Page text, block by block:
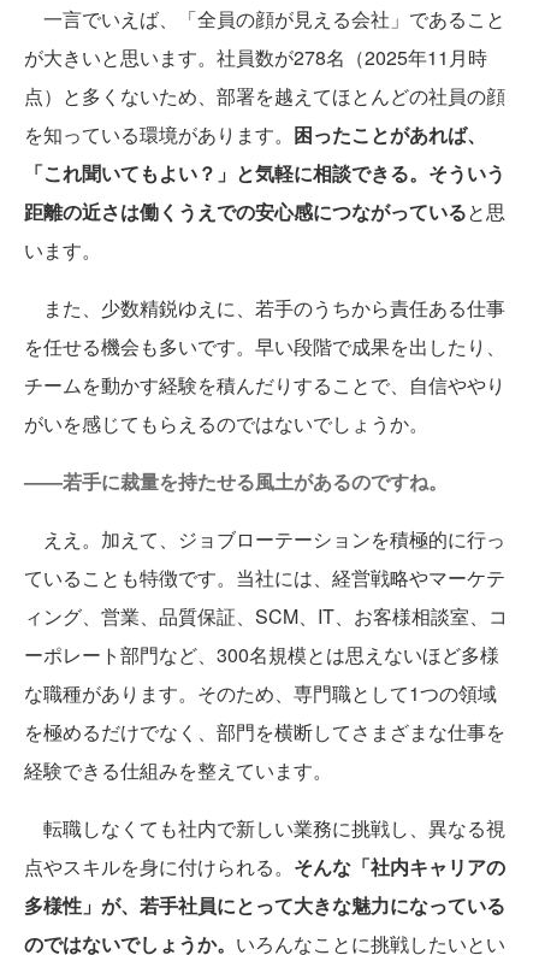
一言でいえば、「全員の顔が見える会社」であること
が大きいと思います。社員数が278名（2025年11月時
点）と多くないため、部署を越えてほとんどの社員の顔
を知っている環境があります。 困ったことがあれば、
「これ聞いてもよい？」と気軽に相談できる。そういう
距離の近さは働くうえでの安心感につながっていると思
います。
また、少数精鋭ゆえに、若手のうちから責任ある仕事
を任せる機会も多いです。早い段階で成果を出したり、
チームを動かす経験を積んだりすることで、自信ややり
がいを感じてもらえるのではないでしょうか。
——若手に裁量を持たせる風土があるのですね。
ええ。加えて、ジョブローテーションを積極的に行っ
ていることも特徴です。当社には、経営戦略やマーケテ
ィング、営業、品質保証、SCM、IT、お客様相談室、コ
ーポレート部門など、300名規模とは思えないほど多様
な職種があります。そのため、専門職として1つの領域
を極めるだけでなく、部門を横断してさまざまな仕事を
経験できる仕組みを整えています。
転職しなくても社内で新しい業務に挑戦し、異なる視
点やスキルを身に付けられる。 そんな「社内キャリアの
多様性」が、若手社員にとって大きな魅力になっている
のではないでしょうか。 いろんなことに挑戦したいとい